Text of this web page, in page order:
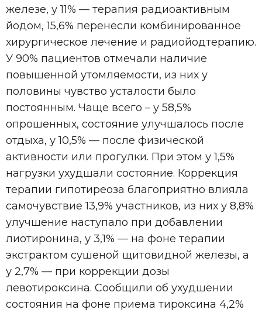
железе, у 11% — терапия радиоактивным
йодом, 15,6% перенесли комбинированное
хирургическое лечение и радиойодтерапию.
У 90% пациентов отмечали наличие
повышенной утомляемости, из них у
половины чувство усталости было
постоянным. Чаще всего – у 58,5%
опрошенных, состояние улучшалось после
отдыха, у 10,5% — после физической
активности или прогулки. При этом у 1,5%
нагрузки ухудшали состояние. Коррекция
терапии гипотиреоза благоприятно влияла
самочувствие 13,9% участников, из них у 8,8%
улучшение наступало при добавлении
лиотиронина, у 3,1% — на фоне терапии
экстрактом сушеной щитовидной железы, а
у 2,7% — при коррекции дозы
левотироксина. Сообщили об ухудшении
состояния на фоне приема тироксина 4,2%